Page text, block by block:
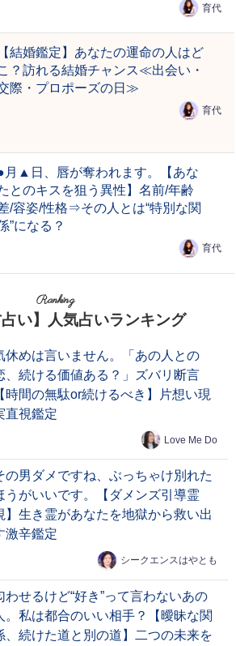
育代
【結婚鑑定】あなたの運命の人はど
？訪れる結婚チャンス≪出会い・
際・プロポーズの日≫
育代
月▲日、唇が奪われます。【あな
とのキスを狙う異性】名前/年齢
/容姿/性格⇒その人とは“特別な関
”になる？
育代
Ranking
占い】人気占いランキング
休めは言いません。「あの人との
、続ける価値ある？」ズバリ断言
【時間の無駄or続けるべき】片想い現
直視鑑定
Love Me Do
の男ダメですね、ぶっちゃけ別れた
うがいいです。【ダメンズ引導霊
】生き霊があなたを地獄から救い出
激辛鑑定
シークエンスはやとも
わせるけど“好き”って言わないあの
。私は都合のいい相手？【曖昧な関
、続けた道と別の道】二つの未来を